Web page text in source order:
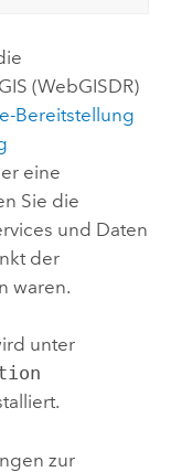
(WebGISDR)
-Bereitstellung
eine
Sie die
und Daten
der
waren.
unter
zur